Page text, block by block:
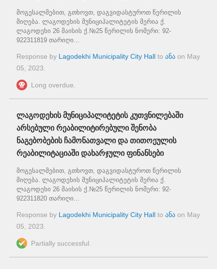
მოგესალმებით, გთხოვთ, დაგვიდასტუროთ წერილის
მიღება. ლაგოდეხის მუნიციპალიტეტის მერია ქ.
ლაგოდეხი 26 მაისის ქ.№25 წერილის ნომერი: 92-
922311819 თარიღი...
Response by Lagodekhi Municipality City Hall to ანა on May
05, 2023.
Long overdue.
ლაგოდეხის მუნიციპალიტეტის კუთვნილებაში
არსებული რეაბილიტირებული შენობა
ნაგებობების ჩამონათვალი და თითოეულის
რეაბილიტაციაში დახარჯული ფინანსები
მოგესალმებით, გთხოვთ, დაგვიდასტუროთ წერილის
მიღება. ლაგოდეხის მუნიციპალიტეტის მერია ქ.
ლაგოდეხი 26 მაისის ქ.№25 წერილის ნომერი: 92-
922311820 თარიღი...
Response by Lagodekhi Municipality City Hall to ანა on May
05, 2023.
Partially successful.